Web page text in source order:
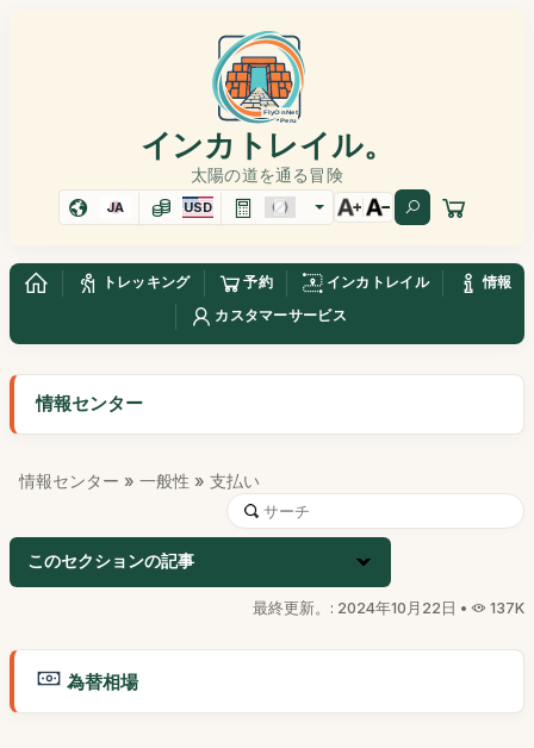
インカトレイル。
太陽の道を通る冒険
JA USD
トレッキング 予約 インカトレイル
情報
カスタマーサービス
情報センター
情報センター » 一般性 » 支払い
このセクションの記事
最終更新。: 2024年10月22日 • 137K
為替相場